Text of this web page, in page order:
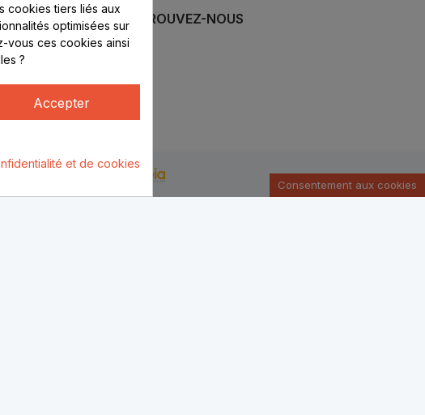
:
RETROUVEZ-NOUS
cookies tiers liés aux
optimisées sur
vous ces cookies ainsi
?
Accepter
et de cookies
Consentement aux cookies